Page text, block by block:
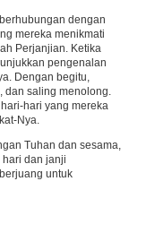
dengan
mereka menikmati
Perjanjian. Ketika
pengenalan
Dengan begitu,
dan saling menolong.
hari yang mereka
Nya.
Tuhan dan sesama,
hari dan janji
untuk